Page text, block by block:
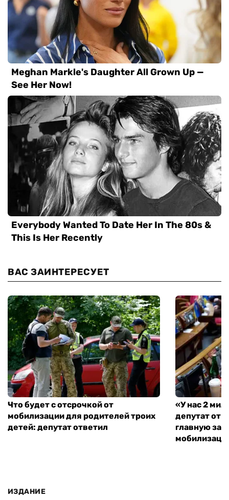
ВАС ЗАИНТЕРЕСУЕТ
Что будет с отсрочкой от
мобилизации для родителей троих
детей: депутат ответил
«У нас 2
депутат от
главную
ИЗДАНИЕ